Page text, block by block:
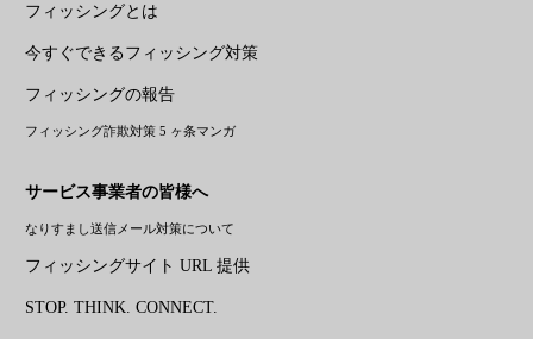
フィッシングとは
今すぐできるフィッシング対策
フィッシングの報告
フィッシング詐欺対策 5 ヶ条マンガ
サービス事業者の皆様へ
なりすまし送信メール対策について
フィッシングサイト URL 提供
STOP. THINK. CONNECT.